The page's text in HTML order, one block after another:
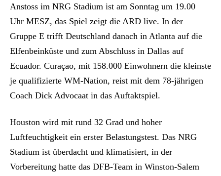
Anstoss im NRG Stadium ist am Sonntag um 19.00
Uhr MESZ, das Spiel zeigt die ARD live. In der
Gruppe E trifft Deutschland danach in Atlanta auf die
Elfenbeinküste und zum Abschluss in Dallas auf
Ecuador. Curaçao, mit 158.000 Einwohnern die kleinste
je qualifizierte WM-Nation, reist mit dem 78-jährigen
Coach Dick Advocaat in das Auftaktspiel.
Houston wird mit rund 32 Grad und hoher
Luftfeuchtigkeit ein erster Belastungstest. Das NRG
Stadium ist überdacht und klimatisiert, in der
Vorbereitung hatte das DFB-Team in Winston-Salem